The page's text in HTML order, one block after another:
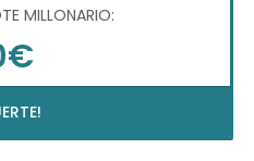
MILLONARIO: